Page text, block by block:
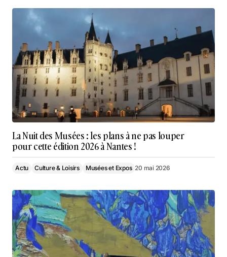
La Nuit des Musées : les plans à ne pas louper
pour cette édition 2026 à Nantes !
Actu Culture & Loisirs Musées et Expos 20 mai 2026